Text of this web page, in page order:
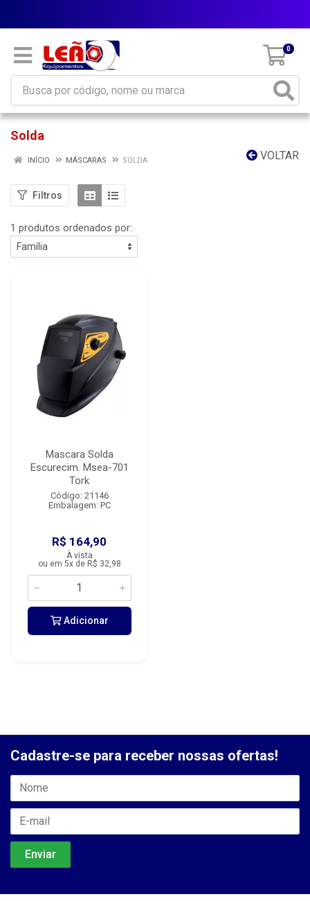
0
Solda
VOLTAR
INÍCIO MÁSCARAS SOLDA
Filtros
1 produtos ordenados por:
Mascara Solda
Escurecim. Msea-701
Tork
Código: 21146
Embalagem: PC
R$ 164,90
À vista
ou em 5x de R$ 32,98
Adicionar
Cadastre-se para receber nossas ofertas!